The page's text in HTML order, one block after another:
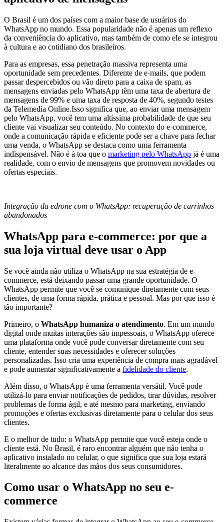
O Brasil é um dos países com a maior base de usuários do
WhatsApp no mundo. Essa popularidade não é apenas um reflexo
da conveniência do aplicativo, mas também de como ele se integrou
à cultura e ao cotidiano dos brasileiros.
Para as empresas, essa penetração massiva representa uma
oportunidade sem precedentes. Diferente de e-mails, que podem
passar despercebidos ou vão direto para a caixa de spam, as
mensagens enviadas pelo WhatsApp têm uma taxa de abertura de
mensagens de 99% e uma taxa de resposta de 40%, segundo testes
da Telemedia Online.Isso significa que, ao enviar uma mensagem
pelo WhatsApp, você tem uma altíssima probabilidade de que seu
cliente vai visualizar seu conteúdo. No contexto do e-commerce,
onde a comunicação rápida e eficiente pode ser a chave para fechar
uma venda, o WhatsApp se destaca como uma ferramenta
indispensável. Não é à toa que o marketing pelo WhatsApp já é uma
realidade, com o envio de mensagens que promovem novidades ou
ofertas especiais.
Integração da edrone com o WhatsApp: recuperação de carrinhos
abandonados
WhatsApp para e-commerce: por que a
sua loja virtual deve usar o App
Se você ainda não utiliza o WhatsApp na sua estratégia de e-
commerce, está deixando passar uma grande oportunidade. O
WhatsApp permite que você se comunique diretamente com seus
clientes, de uma forma rápida, prática e pessoal. Mas por que isso é
tão importante?
Primeiro, o WhatsApp humaniza o atendimento. Em um mundo
digital onde muitas interações são impessoais, o WhatsApp oferece
uma plataforma onde você pode conversar diretamente com seu
cliente, entender suas necessidades e oferecer soluções
personalizadas. Isso cria uma experiência de compra mais agradável
e pode aumentar significativamente a fidelidade do cliente.
Além disso, o WhatsApp é uma ferramenta versátil. Você pode
utilizá-lo para enviar notificações de pedidos, tirar dúvidas, resolver
problemas de forma ágil, e até mesmo para marketing, enviando
promoções e ofertas exclusivas diretamente para o celular dos seus
clientes.
E o melhor de tudo: o WhatsApp permite que você esteja onde o
cliente está. No Brasil, é raro encontrar alguém que não tenha o
aplicativo instalado no celular, o que significa que sua loja estará
literalmente ao alcance das mãos dos seus consumidores.
Como usar o WhatsApp no seu e-
commerce